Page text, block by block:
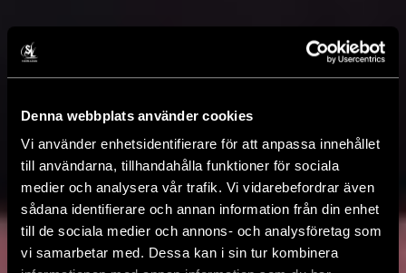
Denna webbplats använder cookies
Vi använder enhetsidentifierare för att anpassa innehållet
till användarna, tillhandahålla funktioner för sociala
medier och analysera vår trafik. Vi vidarebefordrar även
sådana identifierare och annan information från din enhet
till de sociala medier och annons- och analysföretag som
vi samarbetar med. Dessa kan i sin tur kombinera